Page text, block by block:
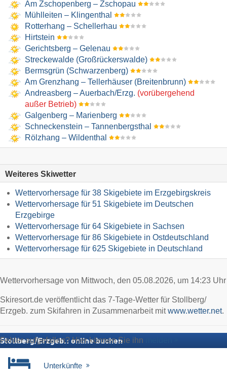
Am Zschopenberg – Zschopau
Mühlleiten – Klingenthal
Rotterhang – Schellerhau
Hirtstein
Gerichtsberg – Gelenau
Streckewalde (Großrückerswalde)
Bermsgrün (Schwarzenberg)
Am Grenzhang – Tellerhäuser (Breitenbrunn)
Andreasberg – Auerbach/​Erzg. (vorübergehend
außer Betrieb)
Galgenberg – Marienberg
Schneckenstein – Tannenbergsthal
Rölzhang – Wildenthal
Weiteres Skiwetter
Wettervorhersage für 38 Skigebiete im Erzgebirgskreis
Wettervorhersage für 51 Skigebiete im Deutschen
Erzgebirge
Wettervorhersage für 64 Skigebiete in Sachsen
Wettervorhersage für 86 Skigebiete in Ostdeutschland
Wettervorhersage für 625 Skigebiete in Deutschland
Wettervorhersage von Mittwoch, den 05.08.2026, um 14:23 Uhr
Skiresort.de veröffentlicht das 7-Tage-Wetter für Stollberg/​
Erzgeb. zum Skifahren in Zusammenarbeit mitwww.wetter.net.
Fehler aufgefallen? Hier können Sie ihn
Stollberg/​Erzgeb.: online buchen
Unterkünfte